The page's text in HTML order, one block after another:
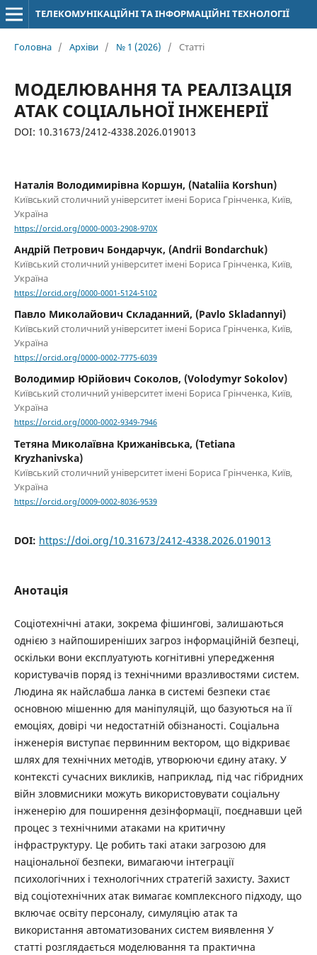
ТЕЛЕКОМУНІКАЦІЙНІ ТА ІНФОРМАЦІЙНІ ТЕХНОЛОГІЇ
Головна / Архіви / № 1 (2026) / Статті
МОДЕЛЮВАННЯ ТА РЕАЛІЗАЦІЯ
АТАК СОЦІАЛЬНОЇ ІНЖЕНЕРІЇ
DOI: 10.31673/2412-4338.2026.019013
Наталія Володимирівна Коршун, (Nataliia Korshun)
Київський столичний університет імені Бориса Грінченка, Київ,
Україна
https://orcid.org/0000-0003-2908-970X
Андрій Петрович Бондарчук, (Andrii Bondarchuk)
Київський столичний університет імені Бориса Грінченка, Київ,
Україна
https://orcid.org/0000-0001-5124-5102
Павло Миколайович Складанний, (Pavlo Skladannyi)
Київський столичний університет імені Бориса Грінченка, Київ,
Україна
https://orcid.org/0000-0002-7775-6039
Володимир Юрійович Соколов, (Volodymyr Sokolov)
Київський столичний університет імені Бориса Грінченка, Київ,
Україна
https://orcid.org/0000-0002-9349-7946
Тетяна Миколаївна Крижанівська, (Tetiana
Kryzhanivska)
Київський столичний університет імені Бориса Грінченка, Київ,
Україна
https://orcid.org/0009-0002-8036-9539
DOI: https://doi.org/10.31673/2412-4338.2026.019013
Анотація
Соціотехнічні атаки, зокрема фішингові, залишаються
однією з найпоширеніших загроз інформаційній безпеці,
оскільки вони експлуатують когнітивні упередження
користувачів поряд із технічними вразливостями систем.
Людина як найслабша ланка в системі безпеки стає
основною мішенню для маніпуляцій, що базуються на її
емоціях, довірі чи недостатній обізнаності. Соціальна
інженерія виступає первинним вектором, що відкриває
шлях для технічних методів, утворюючи єдину атаку. У
контексті сучасних викликів, наприклад, під час гібридних
війн зловмисники можуть використовувати соціальну
інженерію для поширення дезінформації, поєднавши цей
процес з технічними атаками на критичну
інфраструктуру. Це робить такі атаки загрозою для
національної безпеки, вимагаючи інтеграції
психологічних і технологічних стратегій захисту. Захист
від соціотехнічних атак вимагає комплексного підходу, що
включає освіту персоналу, симуляцію атак та
використання автоматизованих систем виявлення У
статті розглядається моделювання та практична